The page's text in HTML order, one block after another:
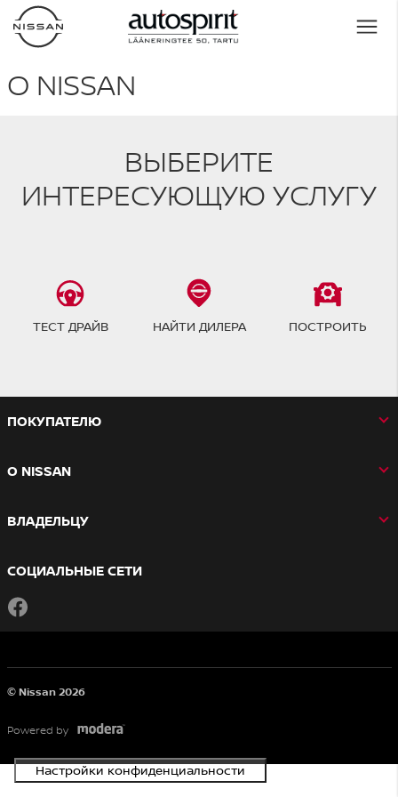
О NISSAN
ВЫБЕРИТЕ
ИНТЕРЕСУЮЩУЮ УСЛУГУ
ТЕСТ ДРАЙВ НАЙТИ ДИЛЕРА ПОСТРОИТЬ
ПОКУПАТЕЛЮ
О NISSAN
ВЛАДЕЛЬЦУ
СОЦИАЛЬНЫЕ СЕТИ
© Nissan 2026
Powered by